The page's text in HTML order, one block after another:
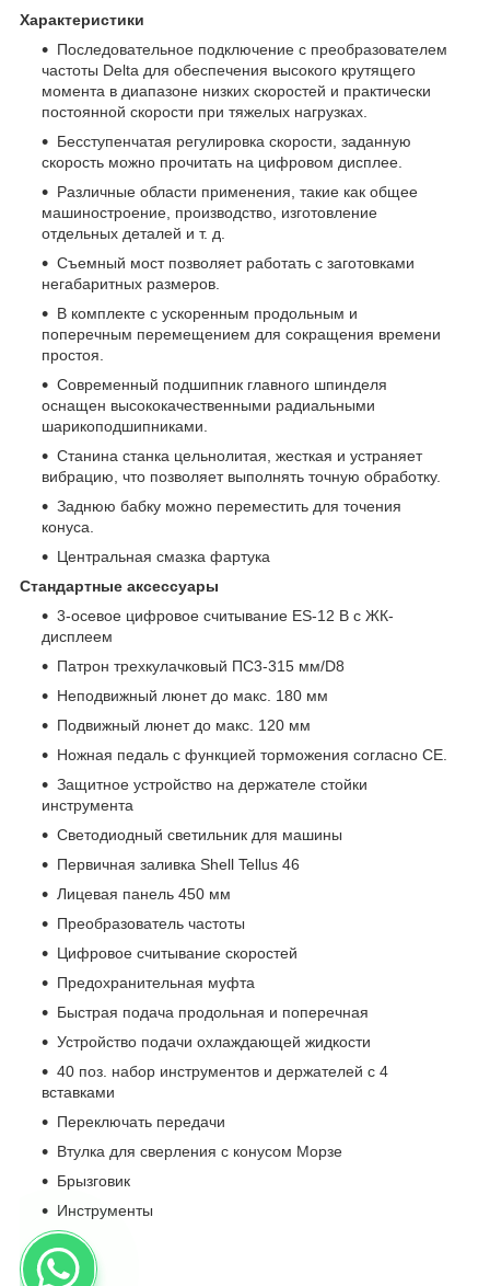
Характеристики
Последовательное подключение с преобразователем
частоты Delta для обеспечения высокого крутящего
момента в диапазоне низких скоростей и практически
постоянной скорости при тяжелых нагрузках.
Бесступенчатая регулировка скорости, заданную
скорость можно прочитать на цифровом дисплее.
Различные области применения, такие как общее
машиностроение, производство, изготовление
отдельных деталей и т. д.
Съемный мост позволяет работать с заготовками
негабаритных размеров.
В комплекте с ускоренным продольным и
поперечным перемещением для сокращения времени
простоя.
Современный подшипник главного шпинделя
оснащен высококачественными радиальными
шарикоподшипниками.
Станина станка цельнолитая, жесткая и устраняет
вибрацию, что позволяет выполнять точную обработку.
Заднюю бабку можно переместить для точения
конуса.
Центральная смазка фартука
Стандартные аксессуары
3-осевое цифровое считывание ES-12 В с ЖК-
дисплеем
Патрон трехкулачковый ПС3-315 мм/D8
Неподвижный люнет до макс. 180 мм
Подвижный люнет до макс. 120 мм
Ножная педаль с функцией торможения согласно CE.
Защитное устройство на держателе стойки
инструмента
Светодиодный светильник для машины
Первичная заливка Shell Tellus 46
Лицевая панель 450 мм
Преобразователь частоты
Цифровое считывание скоростей
Предохранительная муфта
Быстрая подача продольная и поперечная
Устройство подачи охлаждающей жидкости
40 поз. набор инструментов и держателей с 4
вставками
Переключать передачи
Втулка для сверления с конусом Морзе
Брызговик
Инструменты